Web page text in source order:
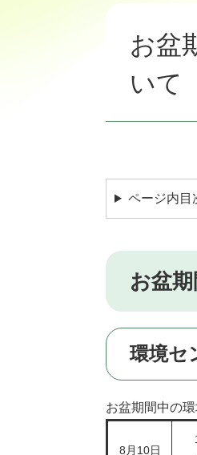
お盆
いて
ページ内目
お盆
環境セ
お盆期間中の
8月10日